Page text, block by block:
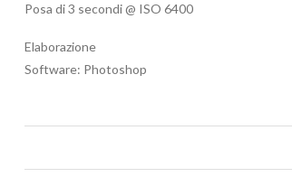
Posa di 3 secondi @ ISO 6400
Elaborazione
Software: Photoshop